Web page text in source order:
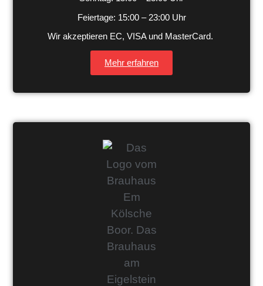
Feiertage: 15:00 – 23:00 Uhr
Wir akzeptieren EC, VISA und MasterCard.
Mehr erfahren